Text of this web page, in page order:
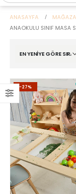
ANASAYFA MAĞAZA
ANAOKULU SINIF MASA
-27%